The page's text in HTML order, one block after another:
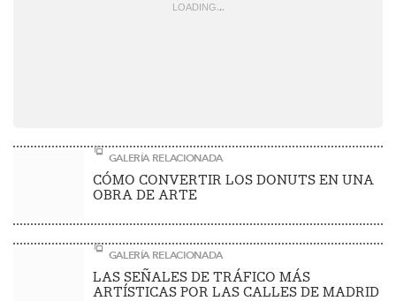
LOADING...
GALERÍA RELACIONADA
CÓMO CONVERTIR LOS DONUTS EN UNA
OBRA DE ARTE
GALERÍA RELACIONADA
LAS SEÑALES DE TRÁFICO MÁS
ARTÍSTICAS POR LAS CALLES DE MADRID